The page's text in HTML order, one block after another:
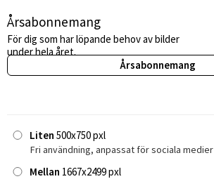
Årsabonnemang
För dig som har löpande behov av bilder
under hela året.
Årsabonnemang
Liten 500x750 pxl
Fri användning, anpassat för sociala medier
Mellan 1667x2499 pxl